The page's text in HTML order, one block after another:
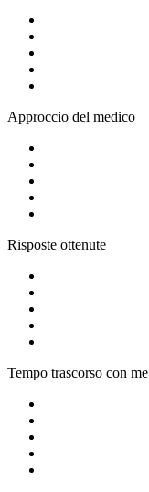
Approccio del medico
Risposte ottenute
Tempo trascorso con me